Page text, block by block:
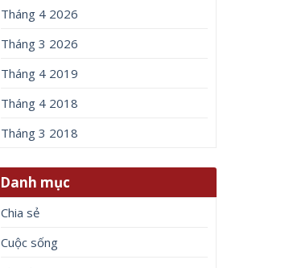
Tháng 4 2026
Tháng 3 2026
Tháng 4 2019
Tháng 4 2018
Tháng 3 2018
Danh mục
Chia sẻ
Cuộc sống